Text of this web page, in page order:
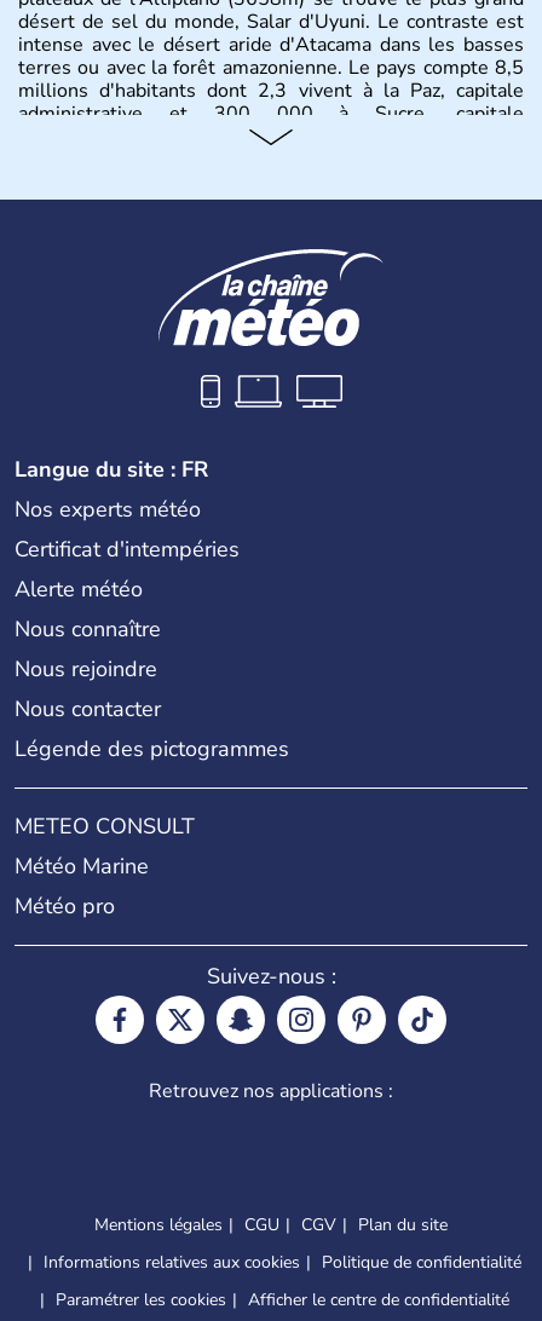
désert de sel du monde, Salar d'Uyuni. Le contraste est
intense avec le désert aride d'Atacama dans les basses
terres ou avec la forêt amazonienne. Le pays compte 8,5
millions d'habitants dont 2,3 vivent à la Paz, capitale
administrative et 300 000 à Sucre, capitale
Langue du site : FR
Nos experts météo
Certificat d'intempéries
Alerte météo
Nous connaître
Nous rejoindre
Nous contacter
Légende des pictogrammes
METEO CONSULT
Météo Marine
Météo pro
Suivez-nous :
Retrouvez nos applications :
Mentions légales CGU CGV
Plan du site
Informations relatives aux cookies
Politique de confidentialité
Paramétrer les cookies
Afficher le centre de confidentialité